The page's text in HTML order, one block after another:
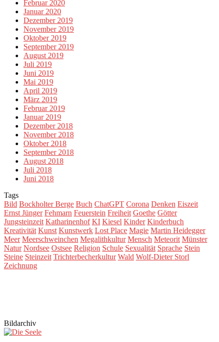
Februar 2020
Januar 2020
Dezember 2019
November 2019
Oktober 2019
September 2019
August 2019
Juli 2019
Juni 2019
Mai 2019
April 2019
März 2019
Februar 2019
Januar 2019
Dezember 2018
November 2018
Oktober 2018
September 2018
August 2018
Juli 2018
Juni 2018
Tags
Bild Bockholter Berge Buch ChatGPT Corona Denken Eiszeit
Ernst Jünger Fehmarn Feuerstein Freiheit Goethe Götter
Jungsteinzeit Katharinenhof KI Kiesel Kinder Kinderbuch
Kreativität Kunst Kunstwerk Lost Place Magie Martin Heidegger
Meer Meerschweinchen Megalithkultur Mensch Meteorit Münster
Natur Nordsee Ostsee Religion Schule Sexualität Sprache Stein
Steine Steinzeit Trichterbecherkultur Wald Wolf-Dieter Storl
Zeichnung
Bildarchiv